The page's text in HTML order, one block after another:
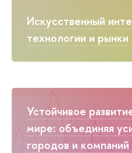
Искусственный
технологии и рынки
Устойчивое
мире: объединяя
городов и компаний